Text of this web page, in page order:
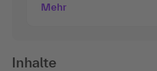
Mehr
Inhalte